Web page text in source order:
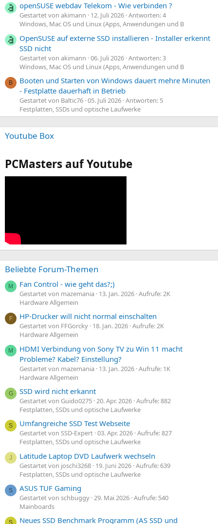
openSUSE webdav Telekom - Wie verbinden ?
Gestartet von akimann 12. Juli 2026 Antworten: 4
Windows, Mac OS und Linux (Apps, Anwendungen und B
OpenSUSE auf externe SSD installieren - Installer erkennt
SSD nicht
Gestartet von akimann 06. Juli 2026 Antworten: 3
Windows, Mac OS und Linux (Apps, Anwendungen und B
B
Booten und Starten von Windows dauert mehre Minuten
- Festplatte dauerhaft in Betrieb
Gestartet von Baltic76 05. Juli 2026 Antworten: 5
Festplatten, SSDs und optische Laufwerke
Youtube Box
PCMasters auf Youtube
Beliebte Forum-Themen
M Fan Control - wie geht das?;)
Gestartet von mazemania 13. Jan. 2026 Aufrufe: 2K
Hardware Allgemein
F HP-Drucker will nicht normal einschalten
Gestartet von FFGorcky 18. Jan. 2026 Aufrufe: 2K
Hardware Allgemein
M
HDMI Verbindung von Sony TV zu Win 11 macht
Probleme? Kabel? Einstellung?
Gestartet von mazemania 13. Jan. 2026 Aufrufe: 1K
Hardware Allgemein
G SSD wird nicht erkannt
Gestartet von Guido0275 20. Apr. 2026 Aufrufe: 882
Festplatten, SSDs und optische Laufwerke
S Umfangreiche SSD Test Webseite
Gestartet von SSD-Expert 03. Apr. 2026 Aufrufe: 827
Festplatten, SSDs und optische Laufwerke
J Latitude Laptop DVD Laufwerk wechseln
Gestartet von joschi3268 19. Juni 2026 Aufrufe: 639
Festplatten, SSDs und optische Laufwerke
S ASUS TUF Gaming
Gestartet von schbuggy 29. Mai 2026 Aufrufe: 540
Mainboards
S Neues SSD Benchmark Programm (AS SSD und